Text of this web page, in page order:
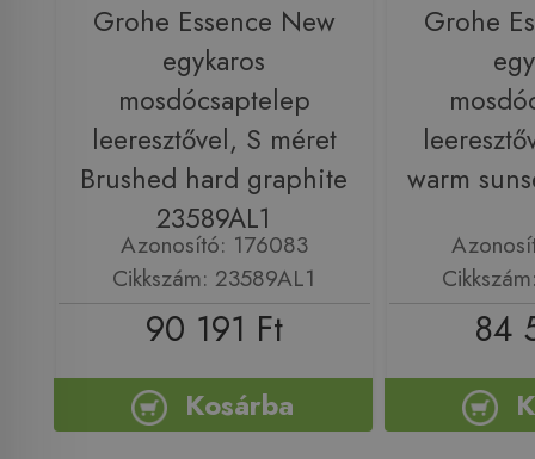
Grohe Essence New
egykaros
mosdócsaptelep
leeresztővel, S méret
Brushed hard graphite
23589AL1
Azonosító: 176083
Cikkszám: 23589AL1
90 191 Ft
Kosárba
Grohe
warm
84